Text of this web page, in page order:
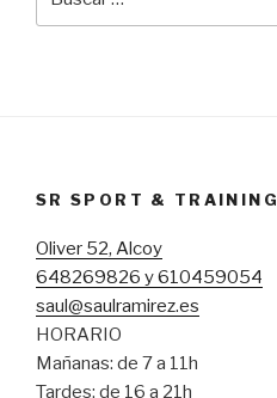
por:
SR SPORT & TRAINING
Oliver 52, Alcoy
648269826 y 610459054
saul@saulramirez.es
HORARIO
Mañanas: de 7 a 11h
Tardes: de 16 a 21h